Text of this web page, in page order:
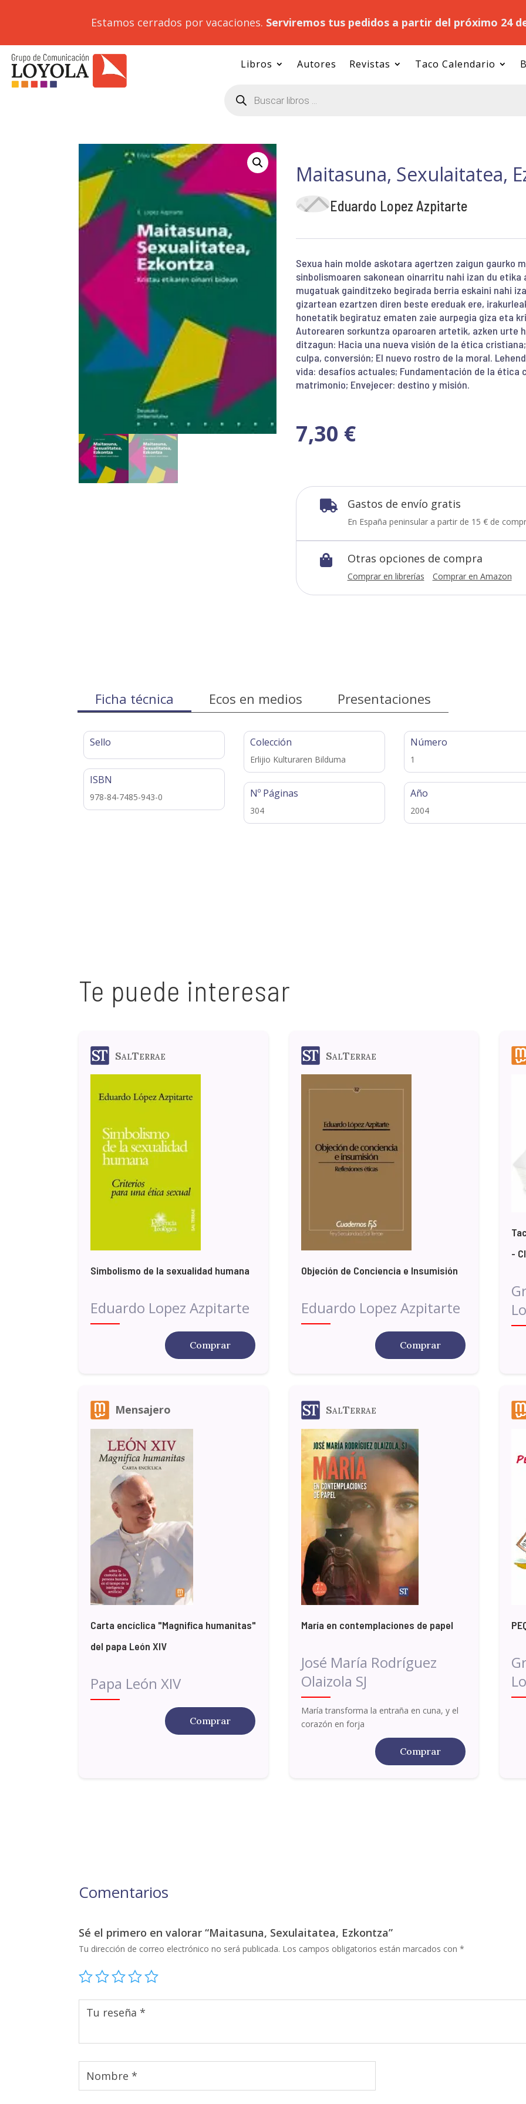
Estamos cerrados por vacaciones. Serviremos tus pedidos a partir del próximo 24
Libros Autores Revistas Taco Calendario
productos
Maitasuna, Sexulaitatea,
Eduardo Lopez Azpitarte
Sexua hain molde askotara agertzen zaigun gaurko
sinbolismoaren sakonean oinarritu nahi izan du
mugatuak gainditzeko begirada berria eskaini nahi
gizartean ezartzen diren beste ereduak ere,
honetatik begiratuz ematen zaie aurpegia giza eta
Autorearen sorkuntza oparoaren artetik, azken urte
ditzagun: Hacia una nueva visión de la ética
culpa, conversión; El nuevo rostro de la moral.
vida: desafíos actuales; Fundamentación de la ética
matrimonio; Envejecer: destino y misión.
7,30 €
 Gastos de envío gratis
En España peninsular a partir de 15 € de
 Otras opciones de compra
Comprar en librerías Comprar en Amazon
Ficha técnica Ecos en medios Presentaciones
Sello
ISBN
978-84-7485-943-0
Colección
Erlijio Kulturaren Bilduma
Nº Páginas
304
Número
1
Año
2004
Te puede interesar
SalTerrae
Simbolismo de la sexualidad humana
Eduardo Lopez Azpitarte
Comprar
SalTerrae
Objeción de Conciencia e Insumisión
Eduardo Lopez Azpitarte
Comprar
-
Mensajero
Carta encíclica "Magnifica humanitas"
del papa León XIV
Papa León XIV
Comprar
SalTerrae
María en contemplaciones de papel
José María Rodríguez
Olaizola SJ
María transforma la entraña en cuna, y el
corazón en forja
Comprar
Comentarios
Sé el primero en valorar “Maitasuna, Sexulaitatea, Ezkontza”
Tu dirección de correo electrónico no será publicada. Los campos obligatorios están marcados con*